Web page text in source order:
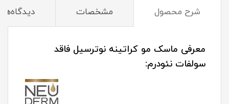
شرح محصول مشخصات دیدگاه‌ها
معرفی ماسک مو کراتینه نوترسیل فاقد
سولفات نئودرم: